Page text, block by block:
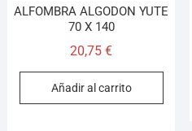
ALFOMBRA ALGODON YUTE
70 X 140
20,75€
Añadir al carrito
¡Hola! Soy el asesor virtual de
Cuéntame qué necesitas y te
aunque no sepas el nombre